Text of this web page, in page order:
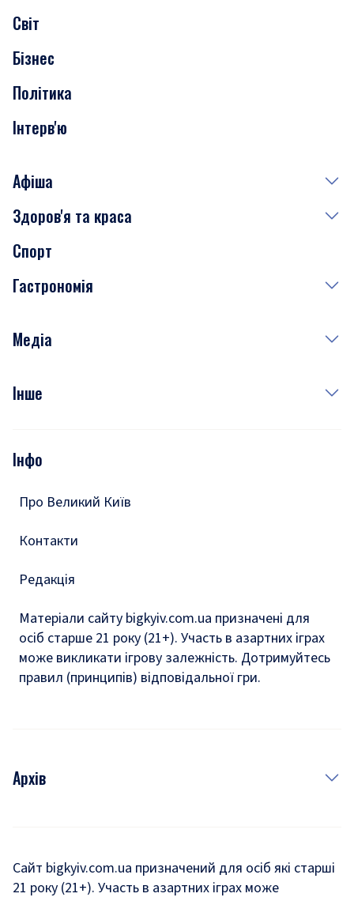
Нерухомість
Транспорт
Світ
Бізнес
Політика
Інтерв'ю
Афіша
Сьогодні
Завтра
Субота
Здоров'я та краса
Медицина
Краса
Спорт
Гастрономія
Рецепти
Медіа
Фото
Подкасти
Інше
Тести
Інфо
Про Великий Київ
Контакти
Редакція
Матеріали сайту bigkyiv.com.ua призначені для
осіб старше 21 року (21+). Участь в азартних іграх
може викликати ігрову залежність. Дотримуйтесь
правил (принципів) відповідальної гри.
Архів
Комуналка
Сайт bigkyiv.com.ua призначений для осіб які старші
21 року (21+). Участь в азартних іграх може